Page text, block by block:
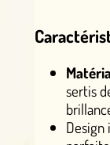
sertis